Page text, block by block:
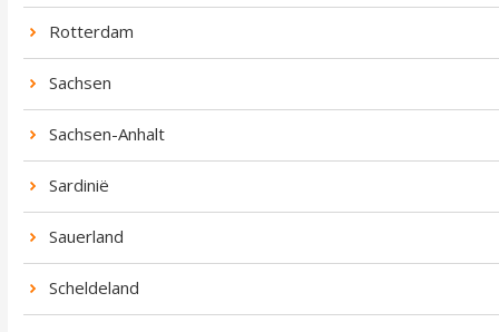
Rotterdam
Sachsen
Sachsen-Anhalt
Sardinië
Sauerland
Scheldeland